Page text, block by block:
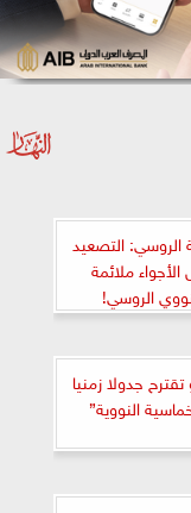
الروسي: التصعيد
ملائمة
الروسي!
جدولا زمنيا
النووية”